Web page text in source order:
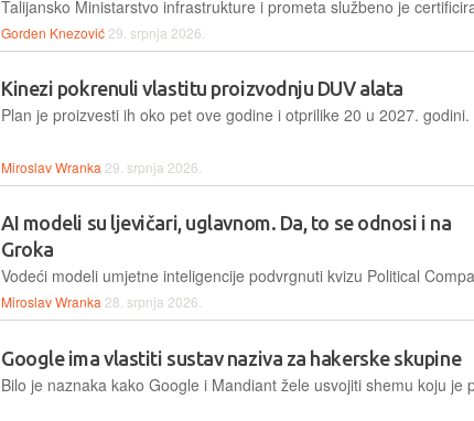
Gorden Knezović 29. srpnja 2026.
Kinezi pokrenuli vlastitu proizvodnju DUV alata
Miroslav Wranka 29. srpnja 2026.
AI modeli su ljevičari, uglavnom. Da, to se odnosi i na
Groka
Miroslav Wranka 28. srpnja 2026.
Google ima vlastiti sustav naziva za hakerske skupine